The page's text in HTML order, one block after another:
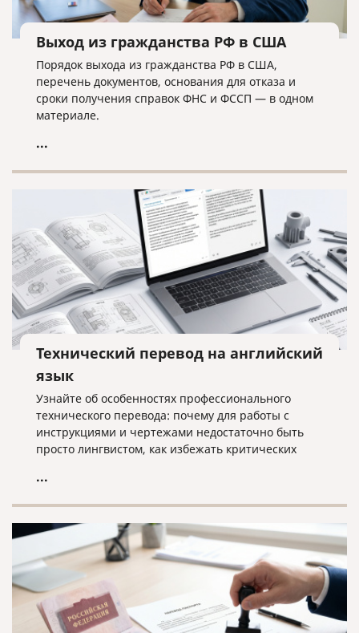
Выход из гражданства РФ в США
Порядок выхода из гражданства РФ в США,
перечень документов, основания для отказа и
сроки получения справок ФНС и ФССП — в одном
материале.
...
Технический перевод на английский
язык
Узнайте об особенностях профессионального
технического перевода: почему для работы с
инструкциями и чертежами недостаточно быть
просто лингвистом, как избежать критических
получения качественного результата при работе с
...